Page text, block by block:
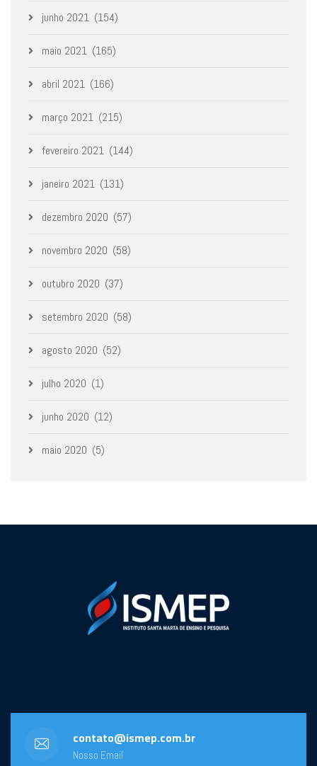
junho 2021 (154)
maio 2021 (165)
abril 2021 (166)
março 2021 (215)
fevereiro 2021 (144)
janeiro 2021 (131)
dezembro 2020 (57)
novembro 2020 (58)
outubro 2020 (37)
setembro 2020 (58)
agosto 2020 (52)
julho 2020 (1)
junho 2020 (12)
maio 2020 (5)
contato@ismep.com.br
Nosso Email